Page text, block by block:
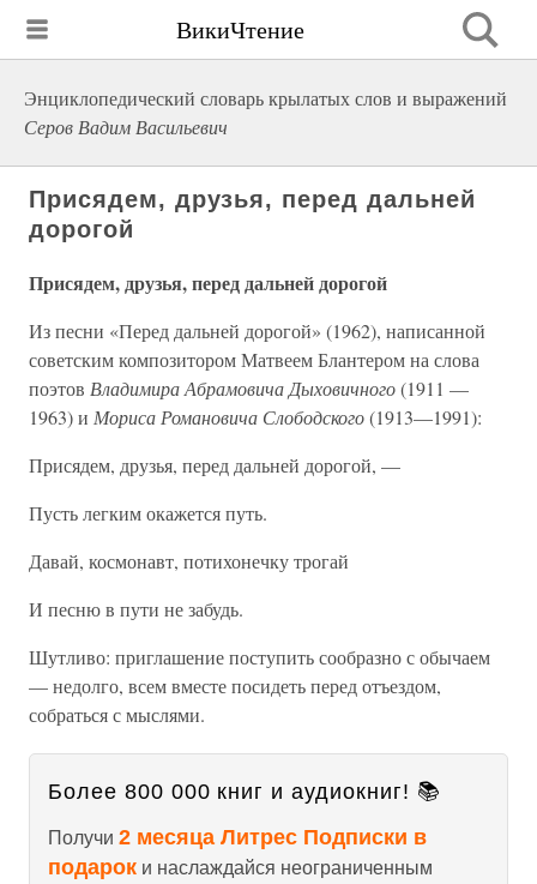
ВикиЧтение
Энциклопедический словарь крылатых слов и выражений
Серов Вадим Васильевич
Присядем, друзья, перед дальней
дорогой
Присядем, друзья, перед дальней дорогой
Из песни «Перед дальней дорогой» (1962), написанной
советским композитором Матвеем Блантером на слова
поэтов Владимира Абрамовича Дыховичного(1911 —
1963) и Мориса Романовича Слободского(1913—1991):
Присядем, друзья, перед дальней дорогой, —
Пусть легким окажется путь.
Давай, космонавт, потихонечку трогай
И песню в пути не забудь.
Шутливо: приглашение поступить сообразно с обычаем
— недолго, всем вместе посидеть перед отъездом,
собраться с мыслями.
Более 800 000 книг и аудиокниг! 📚
Получи 2 месяца Литрес Подписки в
подарок и наслаждайся неограниченным